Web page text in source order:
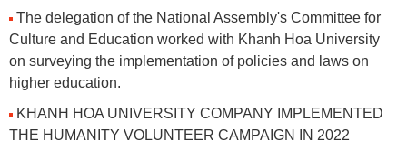
The delegation of the National Assembly's Committee for
Culture and Education worked with Khanh Hoa University
on surveying the implementation of policies and laws on
higher education.
KHANH HOA UNIVERSITY COMPANY IMPLEMENTED
THE HUMANITY VOLUNTEER CAMPAIGN IN 2022